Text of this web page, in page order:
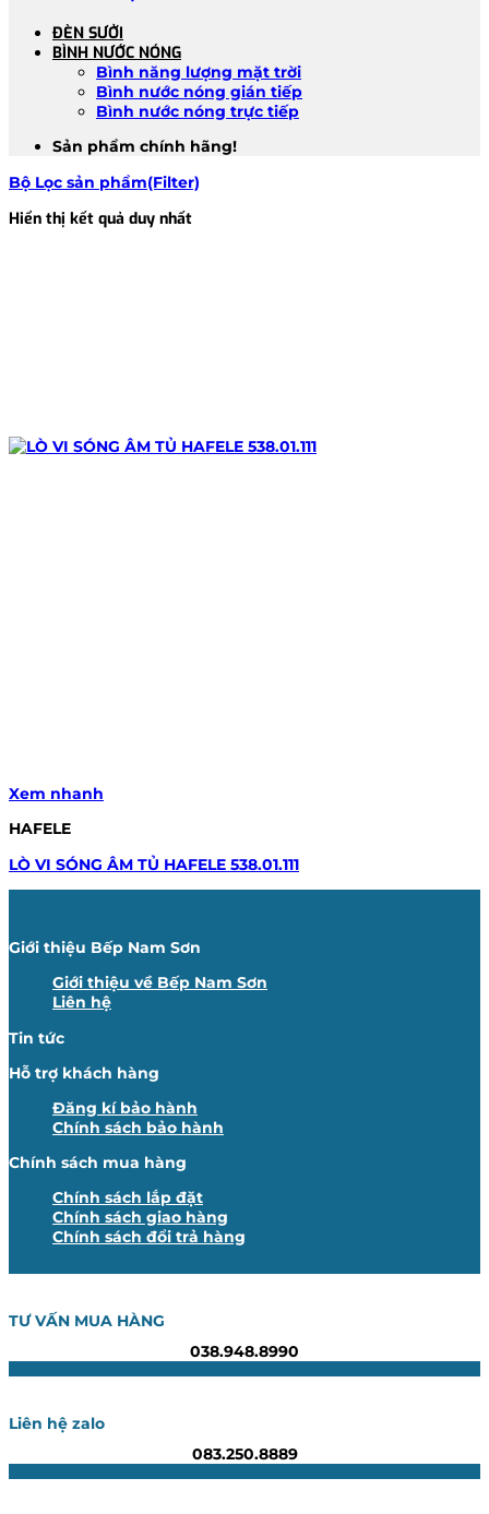
ĐÈN SƯỞI
BÌNH NƯỚC NÓNG
Bình năng lượng mặt trời
Bình nước nóng gián tiếp
Bình nước nóng trực tiếp
Sản phẩm chính hãng!
Bộ Lọc sản phẩm(Filter)
Hiển thị kết quả duy nhất
Xem nhanh
HAFELE
LÒ VI SÓNG ÂM TỦ HAFELE 538.01.111
Giới thiệu Bếp Nam Sơn
Giới thiệu về Bếp Nam Sơn
Liên hệ
Tin tức
Hỗ trợ khách hàng
Đăng kí bảo hành
Chính sách bảo hành
Chính sách mua hàng
Chính sách lắp đặt
Chính sách giao hàng
Chính sách đổi trả hàng
TƯ VẤN MUA HÀNG
038.948.8990
Liên hệ zalo
083.250.8889